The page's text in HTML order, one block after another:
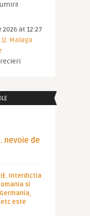
at 12:27
Malaga
nevoie de
Interdictia
si
este